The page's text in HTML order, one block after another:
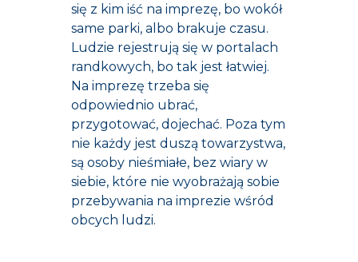
się z kim iść na imprezę, bo wokół
same parki, albo brakuje czasu.
Ludzie rejestrują się w portalach
randkowych, bo tak jest łatwiej.
Na imprezę trzeba się
odpowiednio ubrać,
przygotować, dojechać. Poza tym
nie każdy jest duszą towarzystwa,
są osoby nieśmiałe, bez wiary w
siebie, które nie wyobrażają sobie
przebywania na imprezie wśród
obcych ludzi.